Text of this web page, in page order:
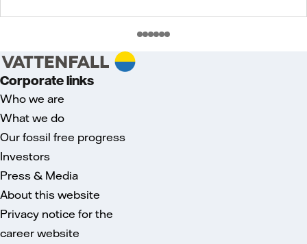
Corporate links
Who we are
What we do
Our fossil free progress
Investors
Press & Media
About this website
Privacy notice for the
career website